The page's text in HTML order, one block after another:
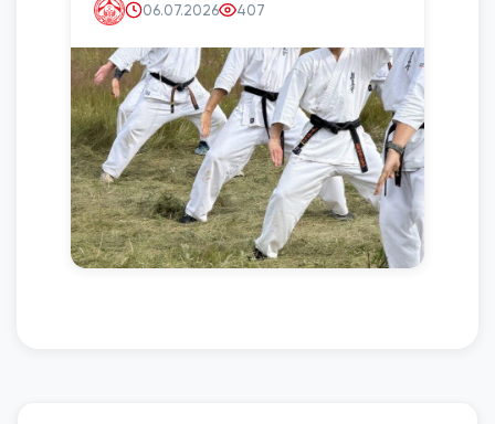
06.07.2026 407